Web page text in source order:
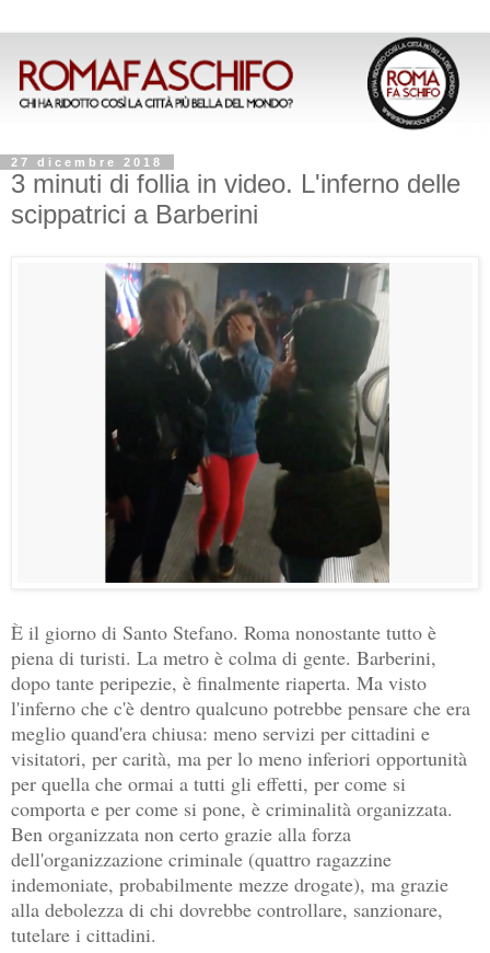
27 dicembre 2018
3 minuti di follia in video. L'inferno delle
scippatrici a Barberini
È il giorno di Santo Stefano. Roma nonostante tutto è
piena di turisti. La metro è colma di gente. Barberini,
dopo tante peripezie, è finalmente riaperta. Ma visto
l'inferno che c'è dentro qualcuno potrebbe pensare che era
meglio quand'era chiusa: meno servizi per cittadini e
visitatori, per carità, ma per lo meno inferiori opportunità
per quella che ormai a tutti gli effetti, per come si
comporta e per come si pone, è criminalità organizzata.
Ben organizzata non certo grazie alla forza
dell'organizzazione criminale (quattro ragazzine
indemoniate, probabilmente mezze drogate), ma grazie
alla debolezza di chi dovrebbe controllare, sanzionare,
tutelare i cittadini.